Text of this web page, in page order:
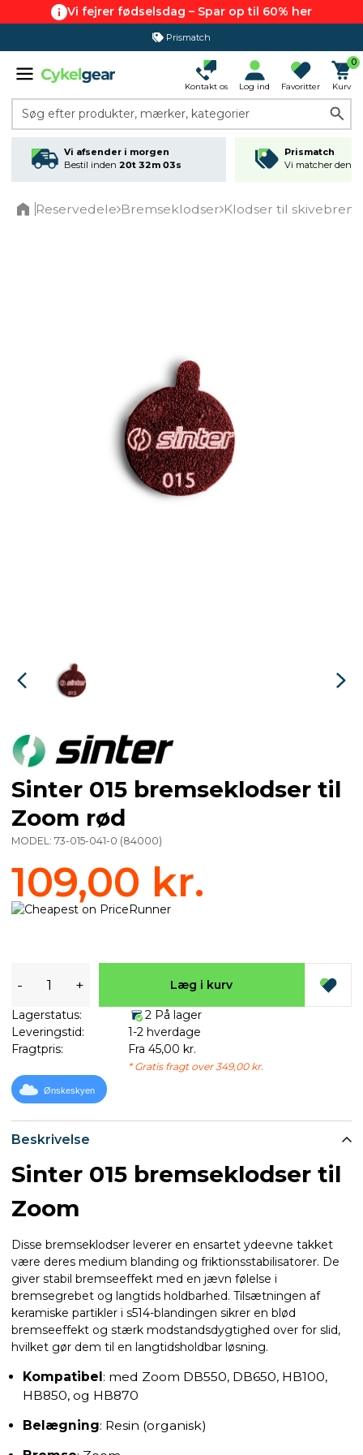
Vi fejrer fødselsdag – Spar op til 60% her
Prismatch
Kontakt os Log ind Favoritter
0
Kurv
Søg efter produkter, mærker, kategorier
Vi afsender i morgen
Bestil inden 20t 32m 03s
Prismatch
Vi matcher den
Reservedele Bremseklodser Klodser til
Beskrivelse
Sinter 015 bremseklodser til
Zoom
Disse bremseklodser leverer en ensartet ydeevne takket
være deres medium blanding og friktionsstabilisatorer. De
giver stabil bremseeffekt med en jævn følelse i
bremsegrebet og langtids holdbarhed. Tilsætningen af
keramiske partikler i s514-blandingen sikrer en blød
bremseeffekt og stærk modstandsdygtighed over for slid,
hvilket gør dem til en langtidsholdbar løsning.
Kompatibel : med Zoom DB550, DB650, HB100,
HB850, og HB870
Belægning: Resin (organisk)
Sinter 015 bremseklodser til
Zoom rød
MODEL: 73-015-041-0 (84000)
109,00 kr.
- + Læg i kurv
Lagerstatus:
2 På lager
Leveringstid:
1-2 hverdage
Fragtpris:
Fra 45,00 kr.
* Gratis fragt over 349,00 kr.
Ønskeskyen